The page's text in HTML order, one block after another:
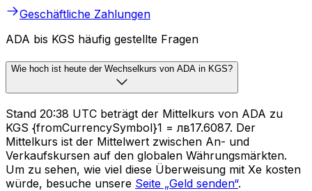
Geschäftliche Zahlungen
ADA bis KGS häufig gestellte Fragen
Wie hoch ist heute der Wechselkurs von ADA in KGS?
Stand 20:38 UTC beträgt der Mittelkurs von ADA zu
KGS {fromCurrencySymbol}1 = лв17.6087. Der
Mittelkurs ist der Mittelwert zwischen An- und
Verkaufskursen auf den globalen Währungsmärkten.
Um zu sehen, wie viel diese Überweisung mit Xe kosten
würde, besuche unsere Seite „Geld senden“.